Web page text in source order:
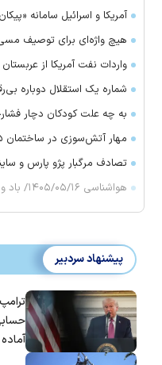
آمریکا و اسرائیل سامانه
هیچ واژه‌ای برای توصیف
واردات نفت آمریکا از
شماره یک استقلال دوباره
به چه علت کودکان دچار
مهار آتش‌سوزی در ساختمان ۵‌طبقه تبریز
تصادف مرگبار پژو پارس و ساینا در
هواشناسی ۱۴۰۵/۰۵/۱۶/ باد و خاک در استان‌ها تا ۵ روز آینده
پیشنهاد سردبیر